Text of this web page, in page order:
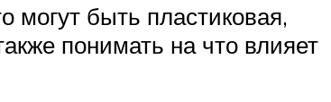
могут быть пластиковая,
понимать на что влияет